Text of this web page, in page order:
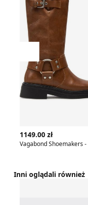
Przesuń w lewo
1149.00 zł
Inni oglądali również